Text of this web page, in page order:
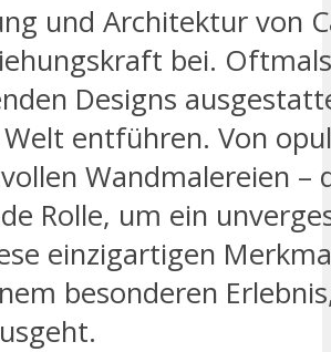
und Architektur von
bei.
Designs
entführen. Von
Wandmalereien –
Rolle, um ein
einzigartigen
besonderen